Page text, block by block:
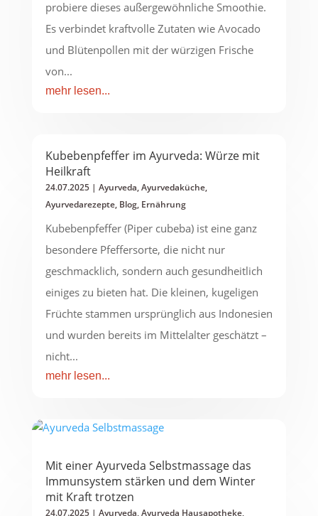
probiere dieses außergewöhnliche Smoothie.
Es verbindet kraftvolle Zutaten wie Avocado
und Blütenpollen mit der würzigen Frische
von...
mehr lesen...
Kubebenpfeffer im Ayurveda: Würze mit
Heilkraft
24.07.2025| Ayurveda,Ayurvedaküche,
Ayurvedarezepte, Blog, Ernährung
Kubebenpfeffer (Piper cubeba) ist eine ganz
besondere Pfeffersorte, die nicht nur
geschmacklich, sondern auch gesundheitlich
einiges zu bieten hat. Die kleinen, kugeligen
Früchte stammen ursprünglich aus Indonesien
und wurden bereits im Mittelalter geschätzt –
nicht...
mehr lesen...
Mit einer Ayurveda Selbstmassage das
Immunsystem stärken und dem Winter
mit Kraft trotzen
24.07.2025| Ayurveda,Ayurveda Hausapotheke,